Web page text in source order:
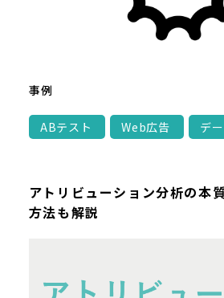
事例
ABテスト Web広告 デ
アトリビューション分析の
方法も解説